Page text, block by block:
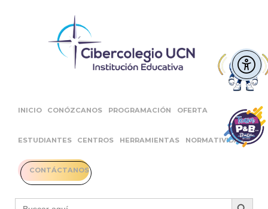
INICIO CONÓZCANOS PROGRAMACIÓN OFERTA
ESTUDIANTES CENTROS HERRAMIENTAS NORMATIVIDAD
CONTÁCTANOS
Buscar: Botón